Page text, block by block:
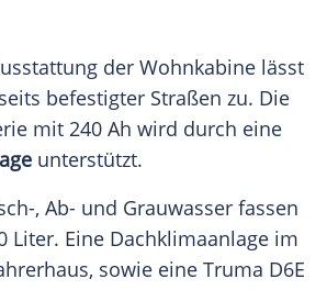
der Wohnkabine lässt
befestigter Straßen zu. Die
mit 240 Ah wird durch eine
unterstützt.
, Ab- und Grauwasser fassen
Liter. Eine Dachklimaanlage im
sowie eine Truma D6E